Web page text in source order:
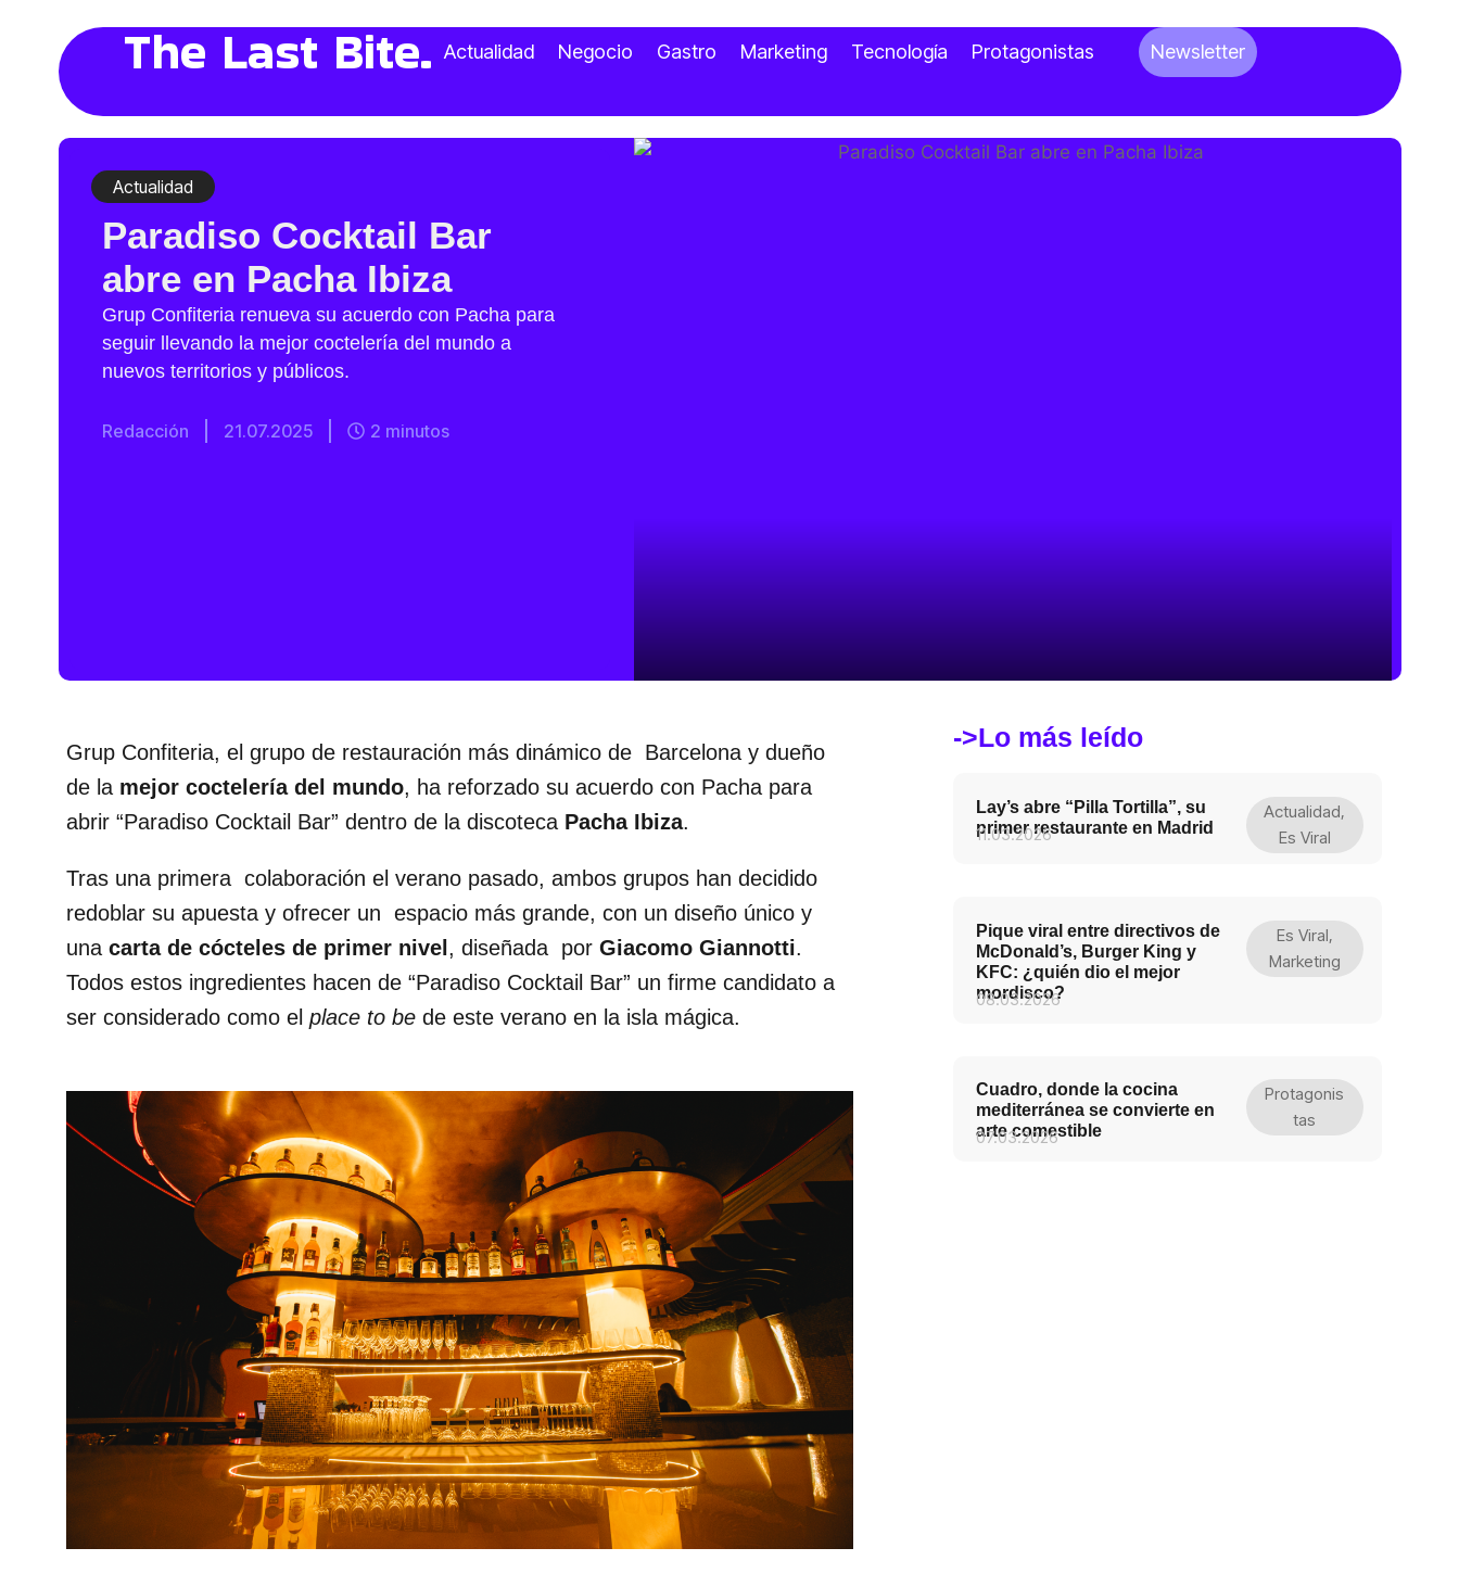
The Last Bite. Actualidad Negocio Gastro Marketing Tecnología Protagonistas Newsletter
Actualidad
Paradiso Cocktail Bar
abre en Pacha Ibiza
Grup Confiteria renueva su acuerdo con Pacha para
seguir llevando la mejor coctelería del mundo a
nuevos territorios y públicos.
Redacción 21.07.2025 2 minutos
Grup Confiteria, el grupo de restauración más dinámico de Barcelona y dueño
de la mejor coctelería del mundo, ha reforzado su acuerdo con Pacha para
abrir “Paradiso Cocktail Bar” dentro de la discoteca Pacha Ibiza.
Tras una primera colaboración el verano pasado, ambos grupos han decidido
redoblar su apuesta y ofrecer un espacio más grande, con un diseño único y
una carta de cócteles de primer nivel , diseñada por Giacomo Giannotti.
Todos estos ingredientes hacen de “Paradiso Cocktail Bar” un firme candidato a
ser considerado como el place to be de este verano en la isla mágica.
->Lo más leído
Lay’s abre “Pilla Tortilla”, su
primer restaurante en Madrid
11.03.2026
Actualidad,
Es Viral
Pique viral entre directivos de
McDonald’s, Burger King y
KFC: ¿quién dio el mejor
mordisco?
08.03.2026
Es Viral,
Marketing
Cuadro, donde la cocina
mediterránea se convierte en
arte comestible
07.03.2026
Protagonis
Tas